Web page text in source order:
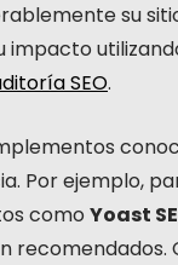
su
impacto
SEO.
Por ejemplo,
como Yoast
recomendados.